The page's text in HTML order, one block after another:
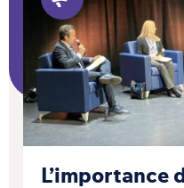
L’importance